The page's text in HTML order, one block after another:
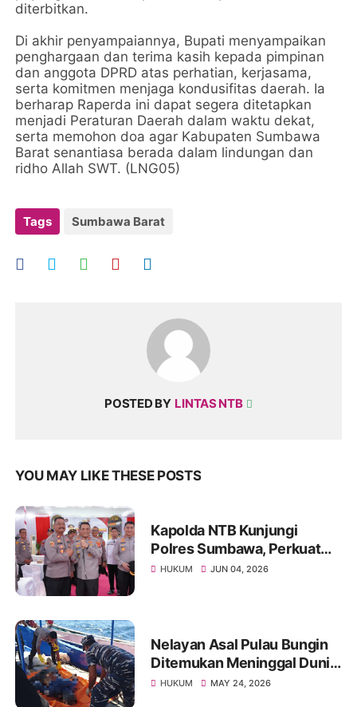
diterbitkan.
Di akhir penyampaiannya, Bupati menyampaikan
penghargaan dan terima kasih kepada pimpinan
dan anggota DPRD atas perhatian, kerjasama,
serta komitmen menjaga kondusifitas daerah. Ia
berharap Raperda ini dapat segera ditetapkan
menjadi Peraturan Daerah dalam waktu dekat,
serta memohon doa agar Kabupaten Sumbawa
Barat senantiasa berada dalam lindungan dan
ridho Allah SWT. (LNG05)
Tags Sumbawa Barat
POSTED BY LINTAS NTB
YOU MAY LIKE THESE POSTS
Kapolda NTB Kunjungi
Polres Sumbawa, Perkuat
Pengawasan Internal dan
HUKUM JUN 04, 2026
Nelayan Asal Pulau Bungin
Ditemukan Meninggal Dunia
di Pantai Kertasari
HUKUM MAY 24, 2026